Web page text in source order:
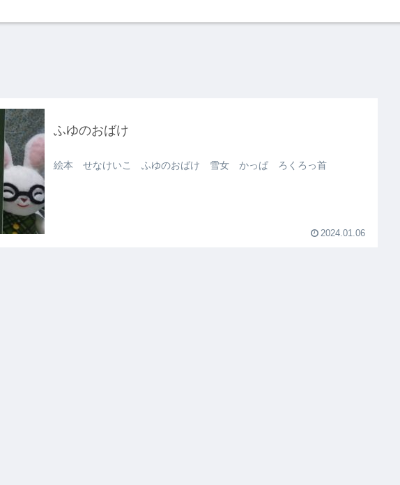
ふゆのおばけ
絵本 せなけいこ ふゆのおばけ 雪女 かっぱ ろくろっ首
2024.01.06